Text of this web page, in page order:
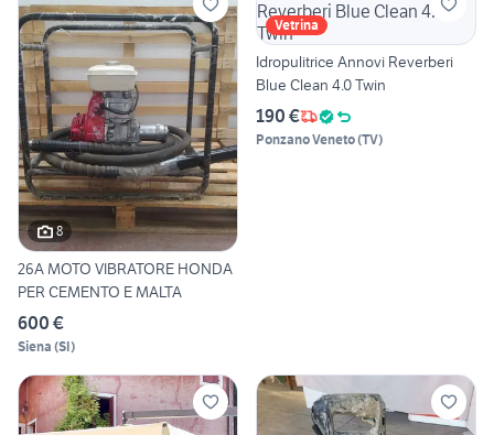
8
26A MOTO VIBRATORE HONDA
PER CEMENTO E MALTA
600 €
Siena (SI)
Vetrina
Idropulitrice Annovi Reverberi
Blue Clean 4.0 Twin
190 €
Ponzano Veneto(TV)